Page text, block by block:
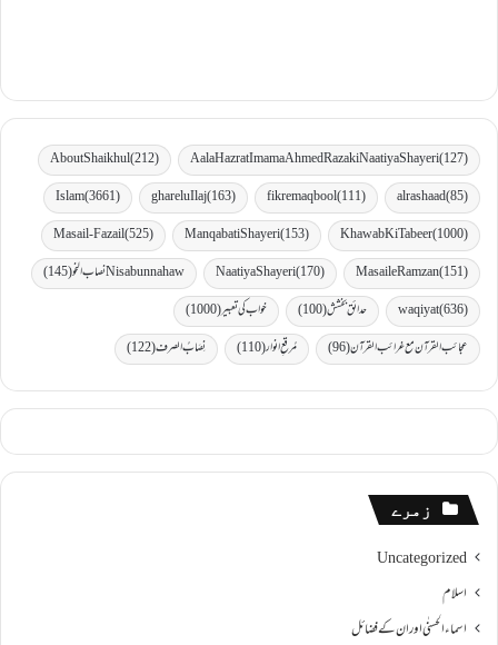
Aala Hazrat Imama Ahmed Raza ki Naatiya Shayeri(127)
AboutShaikhul(212)
al rashaad(85)
fikremaqbool(111)
gharelu Ilaj(163)
Islam(3661)
Khawab Ki Tabeer(1000)
Manqabati Shayeri(153)
Masail-Fazail(525)
MasaileRamzan(151)
Naatiya Shayeri(170) Nisabunnahaw نصاب النحو
(145)
waqiyat(636) حدائق بخشش(100) خواب کی تعبیر(1000)
عجائب القرآن مع غرائب القرآن(96) مُرقعِ انوار(110) نِصَابُ الصرف(122)
زمرے
Uncategorized
اسلام
اسماءالحسنٰی اور ان کے فضائل